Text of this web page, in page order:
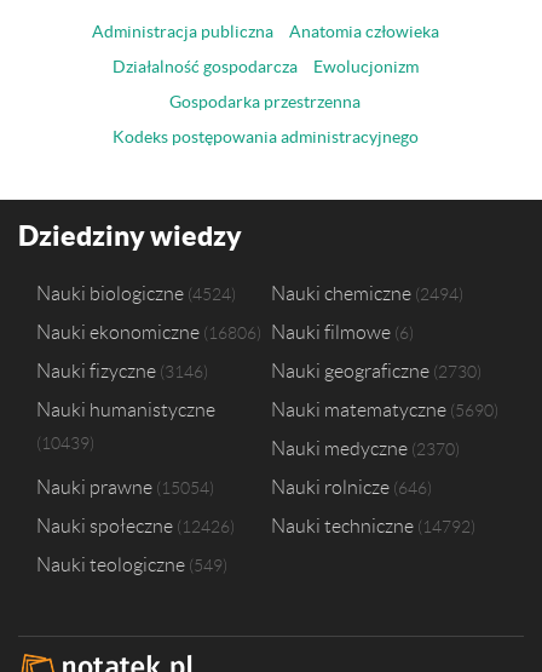
Administracja publiczna
Anatomia człowieka
Działalność gospodarcza
Ewolucjonizm
Gospodarka przestrzenna
Kodeks postępowania administracyjnego
Dziedziny wiedzy
Nauki biologiczne 4524 Nauki chemiczne 2494
Nauki ekonomiczne 16806 Nauki filmowe 6
Nauki fizyczne 3146 Nauki geograficzne 2730
Nauki humanistyczne
10439
Nauki matematyczne 5690
Nauki medyczne 2370
Nauki prawne 15054 Nauki rolnicze 646
Nauki społeczne 12426 Nauki techniczne 14792
Nauki teologiczne 549